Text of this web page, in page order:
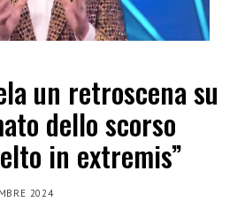
un retroscena su
dello scorso
in extremis”
2024